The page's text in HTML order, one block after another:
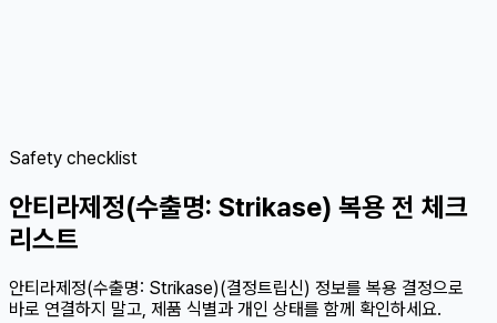
Safety checklist
안티라제정(수출명: Strikase) 복용 전 체크
리스트
안티라제정(수출명: Strikase)(결정트립신) 정보를 복용 결정으로
바로 연결하지 말고, 제품 식별과 개인 상태를 함께 확인하세요.